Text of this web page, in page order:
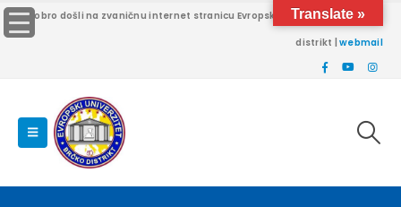
Dobro došli na zvaničnu internet stranicu Evropskog univerziteta Brčko
distrikt |webmail
Translate »